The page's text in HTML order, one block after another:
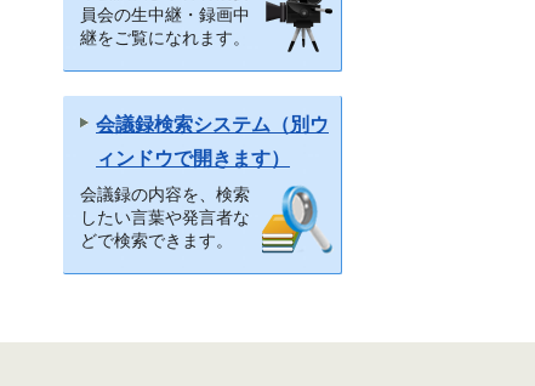
員会の生中継・録画中
継をご覧になれます。
会議録検索システム（別ウ
ィンドウで開きます）
会議録の内容を、検索
したい言葉や発言者な
どで検索できます。